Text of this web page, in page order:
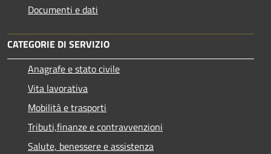
Documenti e dati
CATEGORIE DI SERVIZIO
Anagrafe e stato civile
Vita lavorativa
Mobilità e trasporti
Tributi,finanze e contravvenzioni
Salute, benessere e assistenza